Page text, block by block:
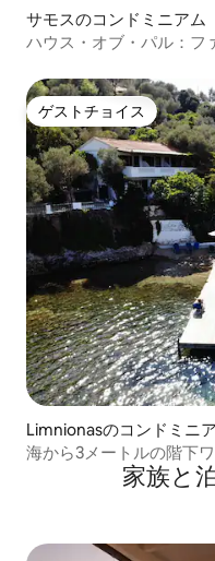
サモスのコンドミニアム
ハウス・オブ・パル：フ
ゲストチョイス
ゲストチョイス
Limnionasのコンドミニ
海から3メートルの階下
家族と